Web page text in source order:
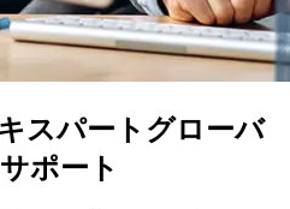
スパートグローバ
ポート